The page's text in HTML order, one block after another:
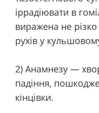
іррадіювати в
виражена не
рухів у
2) Анамнезу —
падіння,
кінцівки.